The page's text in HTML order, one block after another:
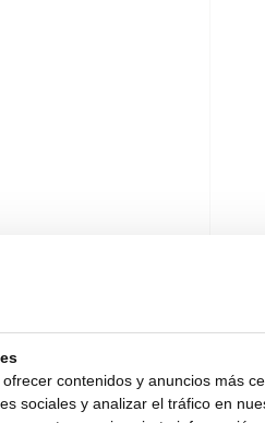
contenidos y anuncios más
sociales y analizar el tráfico en